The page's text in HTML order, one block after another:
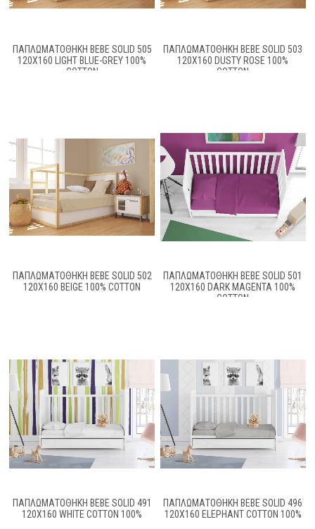
ΠΑΠΛΩΜΑΤΟΘΉΚΗ BEBE SOLID 505
120X160 LIGHT BLUE-GREY 100%
COTTON
ΠΑΠΛΩΜΑΤΟΘΉΚΗ BEBE SOLID 503
120X160 DUSTY ROSE 100%
COTTON
ΠΑΠΛΩΜΑΤΟΘΉΚΗ BEBE SOLID 502
120X160 BEIGE 100% COTTON
ΠΑΠΛΩΜΑΤΟΘΉΚΗ BEBE SOLID 501
120X160 DARK MAGENTA 100%
COTTON
ΠΑΠΛΩΜΑΤΟΘΗΚΗ BEBE SOLID 491
120X160 WHITE COTTON 100%
ΠΑΠΛΩΜΑΤΟΘΗΚΗ BEBE SOLID 496
120Χ160 ELEPHANT COTTON 100%